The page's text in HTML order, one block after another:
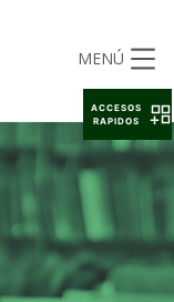
MENÚ
ACCESOS
RAPIDOS